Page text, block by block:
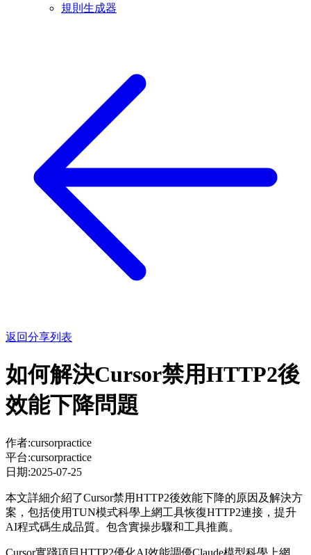
規則生成器
返回分享列表
如何解決Cursor禁用HTTP2後
效能下降問題
作者:cursorpractice
平台:cursorpractice
日期:2025-07-25
本文詳細介紹了Cursor禁用HTTP2後效能下降的原因及解決方
案，包括使用TUN模式科學上網工具恢復HTTP2連接，提升
AI程式碼生成品質。包含實操步驟和工具推薦。
Cursor實踐項目 HTTP2優化AI效能調優Claude模型科學上網